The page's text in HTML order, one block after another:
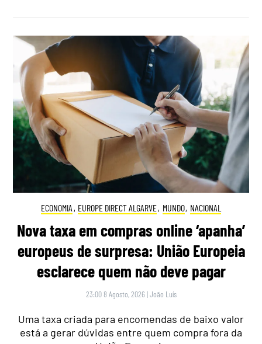
ECONOMIA , EUROPE DIRECT ALGARVE, MUNDO, NACIONAL
Nova taxa em compras online ‘apanha’
europeus de surpresa: União Europeia
esclarece quem não deve pagar
23:00 8 Agosto, 2026 |João Luís
Uma taxa criada para encomendas de baixo valor
está a gerar dúvidas entre quem compra fora da